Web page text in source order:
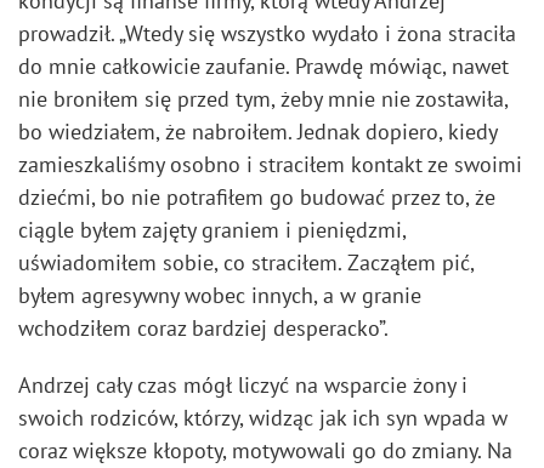
prowadził. „Wtedy się wszystko wydało i żona straciła
do mnie całkowicie zaufanie. Prawdę mówiąc, nawet
nie broniłem się przed tym, żeby mnie nie zostawiła,
bo wiedziałem, że nabroiłem. Jednak dopiero, kiedy
zamieszkaliśmy osobno i straciłem kontakt ze swoimi
dziećmi, bo nie potrafiłem go budować przez to, że
ciągle byłem zajęty graniem i pieniędzmi,
uświadomiłem sobie, co straciłem. Zacząłem pić,
byłem agresywny wobec innych, a w granie
wchodziłem coraz bardziej desperacko”.
Andrzej cały czas mógł liczyć na wsparcie żony i
swoich rodziców, którzy, widząc jak ich syn wpada w
coraz większe kłopoty, motywowali go do zmiany. Na